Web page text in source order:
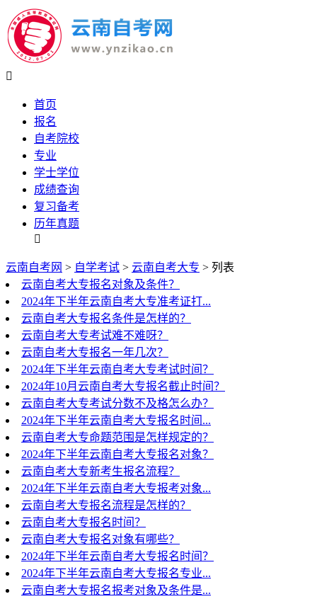

首页
报名
自考院校
专业
学士学位
成绩查询
复习备考
历年真题

云南自考网 > 自学考试 > 云南自考大专 > 列表
云南自考大专报名对象及条件？
2024年下半年云南自考大专准考证打...
云南自考大专报名条件是怎样的？
云南自考大专考试难不难呀？
云南自考大专报名一年几次？
2024年下半年云南自考大专考试时间？
2024年10月云南自考大专报名截止时间？
云南自考大专考试分数不及格怎么办？
2024年下半年云南自考大专报名时间...
云南自考大专命题范围是怎样规定的？
2024年下半年云南自考大专报名对象？
云南自考大专新考生报名流程？
2024年下半年云南自考大专报考对象...
云南自考大专报名流程是怎样的？
云南自考大专报名时间？
云南自考大专报名对象有哪些？
2024年下半年云南自考大专报名时间？
2024年下半年云南自考大专报名专业...
云南自考大专报名报考对象及条件是...